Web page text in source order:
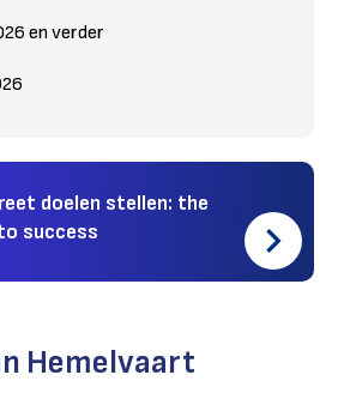
en verder
doelen stellen: the
success
Hemelvaart